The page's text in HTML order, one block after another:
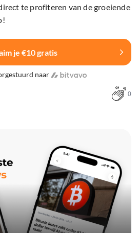
te profiteren van de groeiende
je €10 gratis
naar
0